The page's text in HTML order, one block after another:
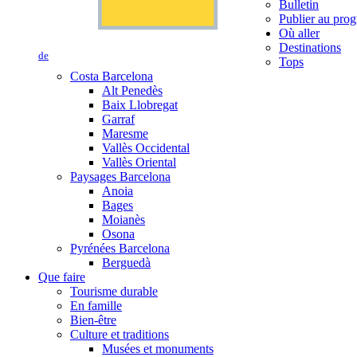
de
Bulletin
Publier au
Où aller
Destinations
Tops
Costa Barcelona
Alt Penedès
Baix Llobregat
Garraf
Maresme
Vallès Occidental
Vallès Oriental
Paysages Barcelona
Anoia
Bages
Moianès
Osona
Pyrénées Barcelona
Berguedà
Que faire
Tourisme durable
En famille
Bien-être
Culture et traditions
Musées et monuments